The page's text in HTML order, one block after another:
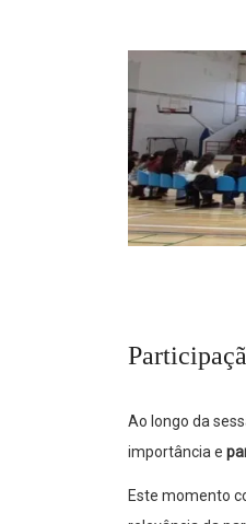
Ao longo da
importância e
Este momento